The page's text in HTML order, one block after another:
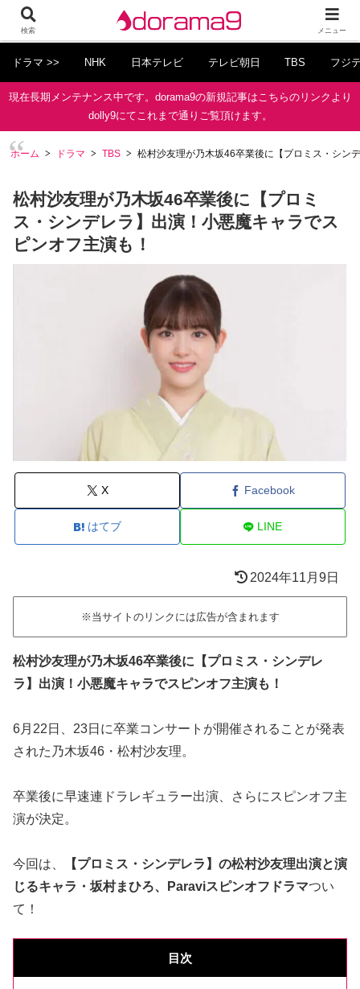
ドラマ >> NHK 日本テレビ テレビ朝日 TBS フジ
現在長期メンテナンス中です。dorama9の新規記事はこちらのリンクより
dolly9にてこれまで通りご覧頂けます。
ホーム ドラマ TBS 松村沙友理が乃木坂46卒業後に【プロミス・シン
松村沙友理が乃木坂46卒業後に【プロミ
ス・シンデレラ】出演！小悪魔キャラでス
ピンオフ主演も！
X Facebook
はてブ LINE
2024年11月9日
※当サイトのリンクには広告が含まれます
松村沙友理が乃木坂46卒業後に【プロミス・シンデレ
ラ】出演！小悪魔キャラでスピンオフ主演も！
6月22日、23日に卒業コンサートが開催されることが発表
された乃木坂46・松村沙友理。
卒業後に早速連ドラレギュラー出演、さらにスピンオフ主
演が決定。
今回は、
【プロミス・シンデレラ】の松村沙友理出演と演
じるキャラ・坂村まひろ、Paraviスピンオフドラマつい
て！
目次
検索 メニュー